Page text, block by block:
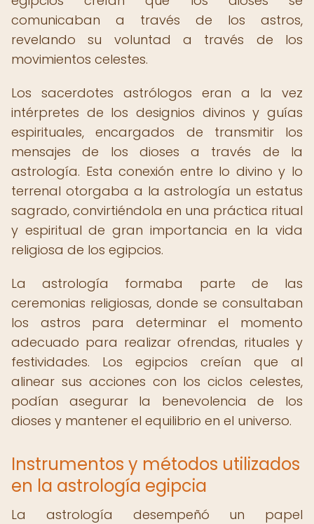
comunicaban a través de los astros,
revelando su voluntad a través de los
movimientos celestes.
Los sacerdotes astrólogos eran a la vez
intérpretes de los designios divinos y guías
espirituales, encargados de transmitir los
mensajes de los dioses a través de la
astrología. Esta conexión entre lo divino y lo
terrenal otorgaba a la astrología un estatus
sagrado, convirtiéndola en una práctica ritual
y espiritual de gran importancia en la vida
religiosa de los egipcios.
La astrología formaba parte de las
ceremonias religiosas, donde se consultaban
los astros para determinar el momento
adecuado para realizar ofrendas, rituales y
festividades. Los egipcios creían que al
alinear sus acciones con los ciclos celestes,
podían asegurar la benevolencia de los
dioses y mantener el equilibrio en el universo.
Instrumentos y métodos utilizados
en la astrología egipcia
La astrología desempeñó un papel